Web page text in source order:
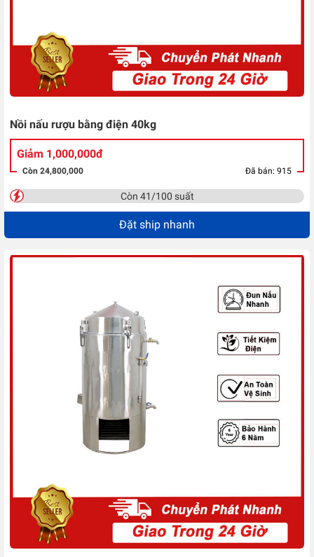
Nồi nấu rượu bằng điện 40kg
Giảm 1,000,000đ
Còn 24,800,000 Đã bán: 915
Còn 41/100 suất
Đặt ship nhanh